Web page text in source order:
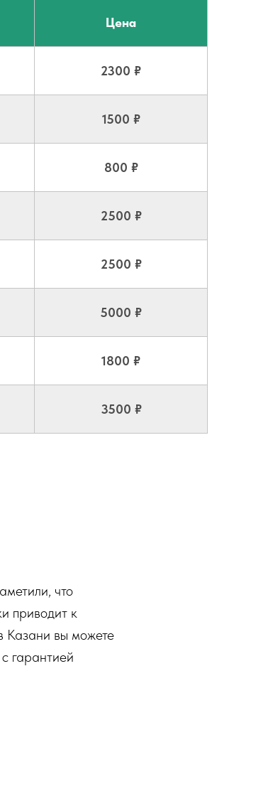
Цена
2300 ₽
1500 ₽
800 ₽
2500 ₽
2500 ₽
5000 ₽
1800 ₽
3500 ₽
что
приводит к
Казани вы можете
гарантией